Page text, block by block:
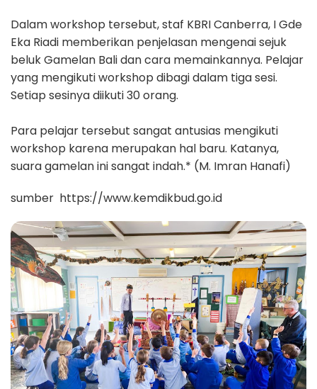
Dalam workshop tersebut, staf KBRI Canberra, I Gde
Eka Riadi memberikan penjelasan mengenai sejuk
beluk Gamelan Bali dan cara memainkannya. Pelajar
yang mengikuti workshop dibagi dalam tiga sesi.
Setiap sesinya diikuti 30 orang.
Para pelajar tersebut sangat antusias mengikuti
workshop karena merupakan hal baru. Katanya,
suara gamelan ini sangat indah.* (M. Imran Hanafi)
sumber https://www.kemdikbud.go.id